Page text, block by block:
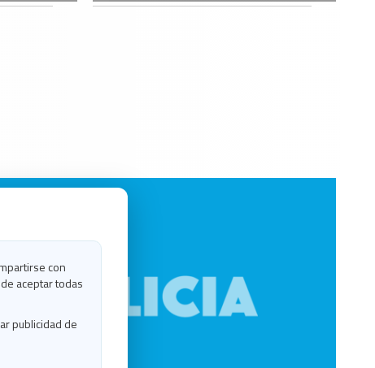
con
aceptar todas
publicidad de